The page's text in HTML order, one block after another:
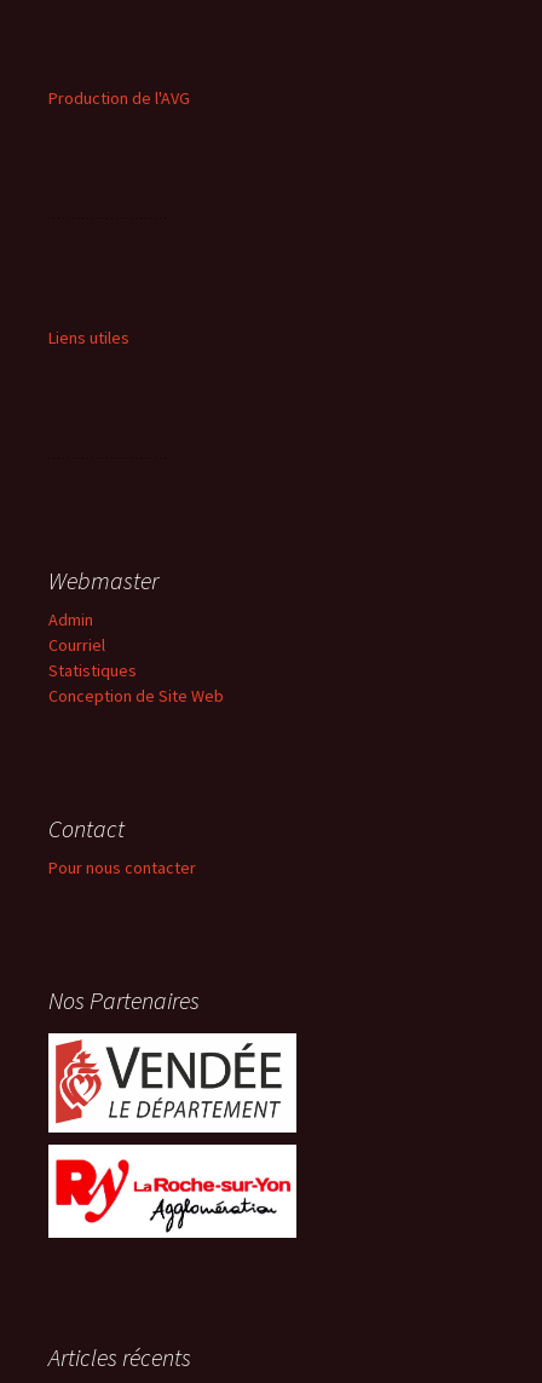
Production de l'AVG
Liens utiles
Webmaster
Admin
Courriel
Statistiques
Conception de Site Web
Contact
Pour nous contacter
Nos Partenaires
Articles récents